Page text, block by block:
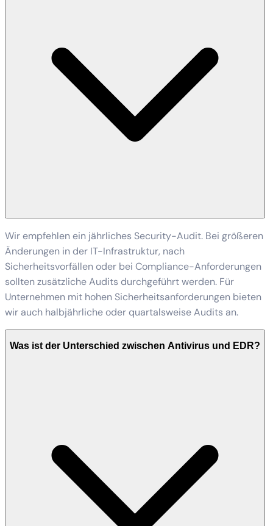
Wir empfehlen ein jährliches Security-Audit. Bei größeren
Änderungen in der IT-Infrastruktur, nach
Sicherheitsvorfällen oder bei Compliance-Anforderungen
sollten zusätzliche Audits durchgeführt werden. Für
Unternehmen mit hohen Sicherheitsanforderungen bieten
wir auch halbjährliche oder quartalsweise Audits an.
Was ist der Unterschied zwischen Antivirus und EDR?